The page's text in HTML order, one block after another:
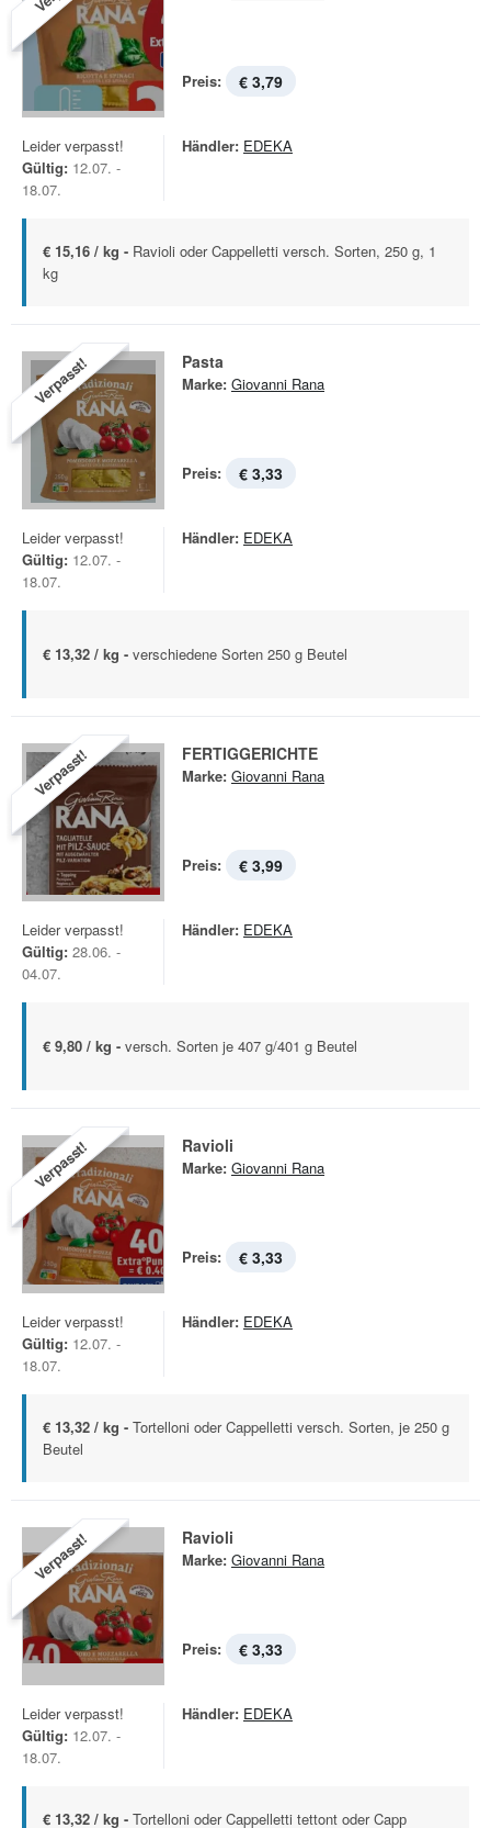
Preis: € 3,79
Leider verpasst!
Gültig: 12.07. -
18.07.
Händler: EDEKA
€ 15,16 / kg - Ravioli oder Cappelletti versch. Sorten, 250 g, 1
kg
Verpasst! Pasta
Marke: Giovanni Rana
Preis: € 3,33
Leider verpasst!
Gültig: 12.07. -
18.07.
Händler: EDEKA
€ 13,32 / kg - verschiedene Sorten 250 g Beutel
Verpasst! FERTIGGERICHTE
Marke: Giovanni Rana
Preis: € 3,99
Leider verpasst!
Gültig: 28.06. -
04.07.
Händler: EDEKA
€ 9,80 / kg - versch. Sorten je 407 g/401 g Beutel
Verpasst! Ravioli
Marke: Giovanni Rana
Preis: € 3,33
Leider verpasst!
Gültig: 12.07. -
18.07.
Händler: EDEKA
€ 13,32 / kg - Tortelloni oder Cappelletti versch. Sorten, je 250 g
Beutel
Verpasst! Ravioli
Marke: Giovanni Rana
Preis: € 3,33
Leider verpasst!
Gültig: 12.07. -
18.07.
Händler: EDEKA
€ 13,32 / kg - Tortelloni oder Cappelletti tettont oder Capр